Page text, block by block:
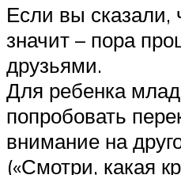
Если вы сказали,
значит – пора
друзьями.
Для ребенка
попробовать
внимание на
(«Смотри, какая